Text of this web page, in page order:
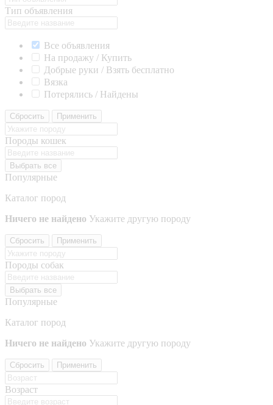
Тип объявления
Все объявления
На продажу / Купить
Добрые руки / Взять бесплатно
Вязка
Потерялись / Найдены
Сбросить Применить
Породы кошек
Выбрать все
Популярные
Каталог пород
Ничего не найдено Укажите другую породу
Сбросить Применить
Породы собак
Выбрать все
Популярные
Каталог пород
Ничего не найдено Укажите другую породу
Сбросить Применить
Возраст